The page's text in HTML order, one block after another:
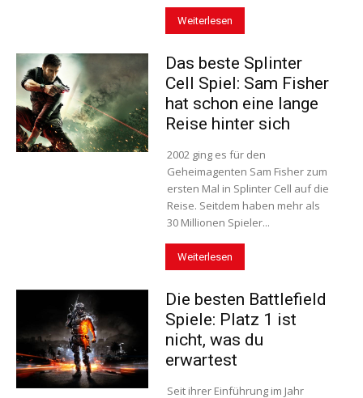
Weiterlesen
Das beste Splinter
Cell Spiel: Sam Fisher
hat schon eine lange
Reise hinter sich
2002 ging es für den
Geheimagenten Sam Fisher zum
ersten Mal in Splinter Cell auf die
Reise. Seitdem haben mehr als
30 Millionen Spieler...
Weiterlesen
Die besten Battlefield
Spiele: Platz 1 ist
nicht, was du
erwartest
Seit ihrer Einführung im Jahr